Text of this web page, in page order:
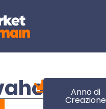
Anno di
Creazione